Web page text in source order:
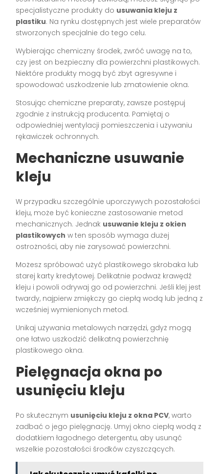
specjalistyczne produkty do usuwania kleju z
plastiku. Na rynku dostępnych jest wiele preparatów
stworzonych specjalnie do tego celu.
Wybierając chemiczny środek, zwróć uwagę na to,
czy jest on bezpieczny dla powierzchni plastikowych.
Niektóre produkty mogą być zbyt agresywne i
spowodować uszkodzenie lub zmatowienie okna.
Stosując chemiczne preparaty, zawsze postępuj
zgodnie z instrukcją producenta. Pamiętaj o
odpowiedniej wentylacji pomieszczenia i używaniu
rękawiczek ochronnych.
Mechaniczne usuwanie
kleju
W przypadku szczególnie uporczywych pozostałości
kleju, może być konieczne zastosowanie metod
mechanicznych. Jednak usuwanie kleju z okien
plastikowych w ten sposób wymaga dużej
ostrożności, aby nie zarysować powierzchni.
Możesz spróbować użyć plastikowego skrobaka lub
starej karty kredytowej. Delikatnie podważ krawędź
kleju i powoli odrywaj go od powierzchni. Jeśli klej jest
twardy, najpierw zmiękczy go ciepłą wodą lub jedną z
wcześniej wymienionych metod.
Unikaj używania metalowych narzędzi, gdyż mogą
one łatwo uszkodzić delikatną powierzchnię
plastikowego okna.
Pielęgnacja okna po
usunięciu kleju
Po skutecznym usunięciu kleju z okna PCV, warto
zadbać o jego pielęgnację. Umyj okno ciepłą wodą z
dodatkiem łagodnego detergentu, aby usunąć
wszelkie pozostałości środków czyszczących.